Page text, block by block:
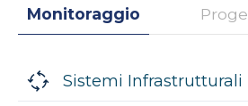
Monitoraggio
Sistemi Infrastrutturali